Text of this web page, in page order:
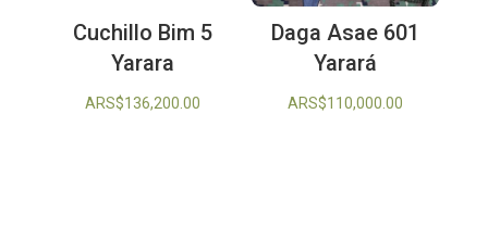
Cuchillo Bim 5
Yarara
ARS$136,200.00
Daga Asae 601
Yarará
ARS$110,000.00